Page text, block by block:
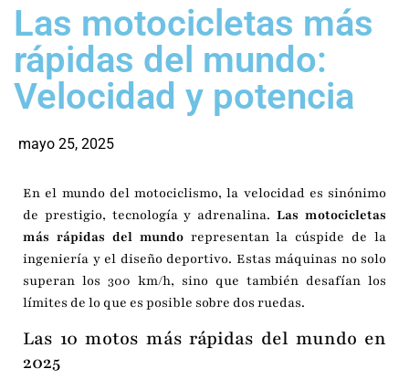
Las motocicletas más
rápidas del mundo:
Velocidad y potencia
mayo 25, 2025
En el mundo del motociclismo, la velocidad es sinónimo
de prestigio, tecnología y adrenalina.Las motocicletas
más rápidas del mundorepresentan la cúspide de la
ingeniería y el diseño deportivo. Estas máquinas no solo
superan los 300 km/h, sino que también desafían los
límites de lo que es posible sobre dos ruedas.
Las 10 motos más rápidas del mundo en
2025